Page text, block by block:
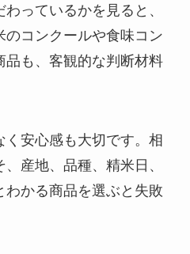
っているかを見ると、
コンクールや食味コン
品も、客観的な判断材料
安心感も大切です。相
産地、品種、精米日、
わかる商品を選ぶと失敗